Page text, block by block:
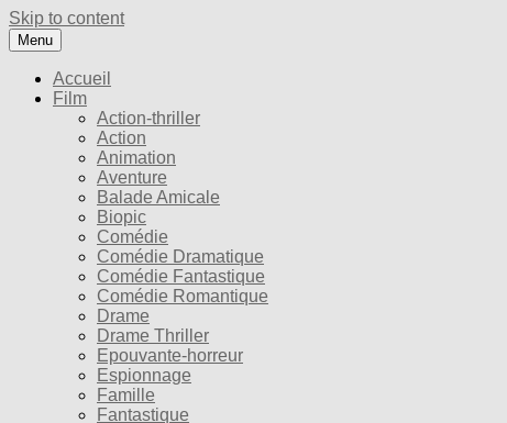
Skip to content
Menu
Accueil
Film
Action-thriller
Action
Animation
Aventure
Balade Amicale
Biopic
Comédie
Comédie Dramatique
Comédie Fantastique
Comédie Romantique
Drame
Drame Thriller
Epouvante-horreur
Espionnage
Famille
Fantastique